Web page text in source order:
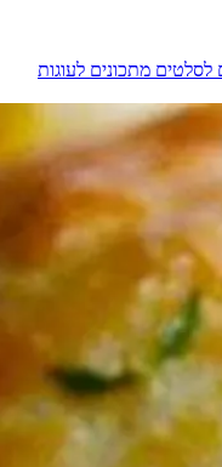
לסלטים מתכונים לעוגות